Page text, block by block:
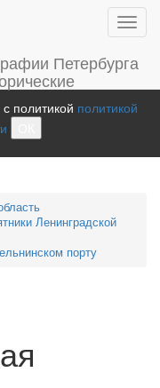
политикой политикой
Ленинградской
порту